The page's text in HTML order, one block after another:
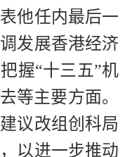
他任内最后一
发展香港经济
握“十三五”机
等主要方面。
议改组创科局
以进一步推动